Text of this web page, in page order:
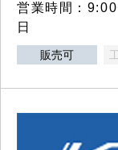
営業時間：
日
販売可